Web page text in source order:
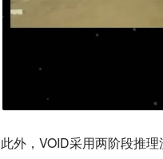
此外，VOID采用两阶段推